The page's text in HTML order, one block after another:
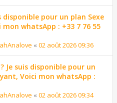
disponible pour un plan Sexe
whatsApp : +33 7 76 55
« 02 août 2026 09:36
Je suis disponible pour un
Voici mon whatsApp :
« 02 août 2026 09:34